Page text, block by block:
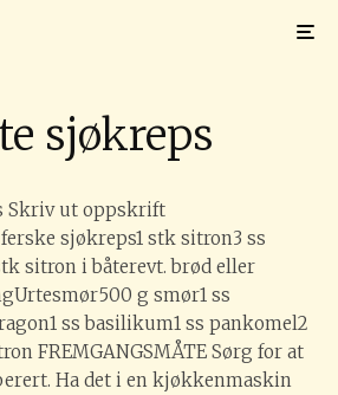
sjøkreps
Skriv ut oppskrift
sjøkreps1 stk sitron3 ss
sitron i båterevt. brød eller
g smør1 ss
ss basilikum1 ss pankomel2
FREMGANGSMÅTE Sørg for at
Ha det i en kjøkkenmaskin